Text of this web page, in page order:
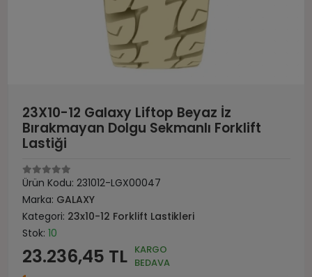
23X10-12 Galaxy Liftop Beyaz İz
Bırakmayan Dolgu Sekmanlı Forklift
Lastiği
Ürün Kodu: 231012-LGX00047
Marka: GALAXY
Kategori: 23x10-12 Forklift Lastikleri
Stok: 10
23.236,45 TL KARGO
BEDAVA